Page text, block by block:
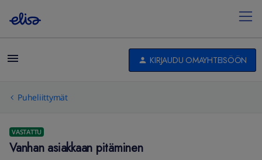
KIRJAUDU OMAYHTEISÖÖN
Puheliittymät
VASTATTU
Vanhan asiakkaan pitäminen